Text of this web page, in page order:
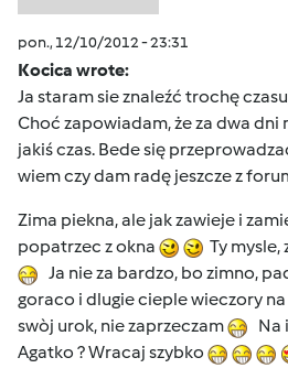
pon., 12/10/2012 - 23:31
Kocica wrote:
Ja staram sie znaleźć trochę
Choć zapowiadam, że za dwa dni
jakiś czas. Bede się
wiem czy dam radę jeszcze z
Zima piekna, ale jak zawieje i
popatrzec z okna
Ty mysle,
Ja nie za bardzo, bo zimno,
goraco i dlugie cieple wieczory
swòj urok, nie zaprzeczam
Na
Agatko ? Wracaj szybko